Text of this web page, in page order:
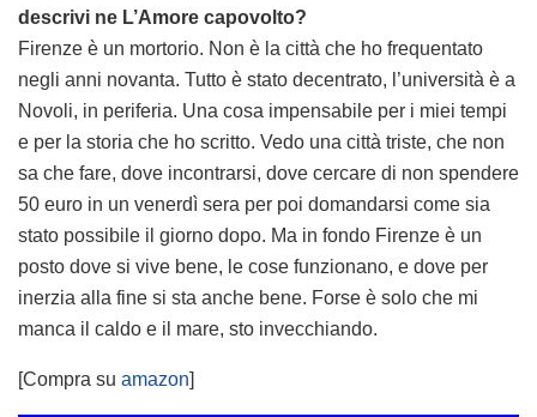
descrivi ne L’Amore capovolto?
Firenze è un mortorio. Non è la città che ho frequentato
negli anni novanta. Tutto è stato decentrato, l’università è a
Novoli, in periferia. Una cosa impensabile per i miei tempi
e per la storia che ho scritto. Vedo una città triste, che non
sa che fare, dove incontrarsi, dove cercare di non spendere
50 euro in un venerdì sera per poi domandarsi come sia
stato possibile il giorno dopo. Ma in fondo Firenze è un
posto dove si vive bene, le cose funzionano, e dove per
inerzia alla fine si sta anche bene. Forse è solo che mi
manca il caldo e il mare, sto invecchiando.
[Compra su amazon]